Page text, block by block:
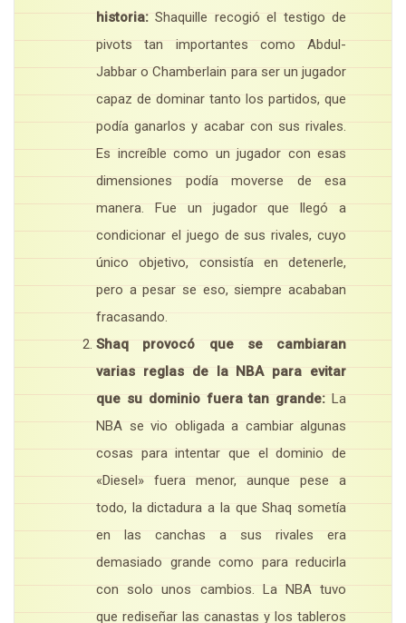
historia:Shaquille recogió el testigo de
pivots tan importantes como Abdul-
Jabbar o Chamberlain para ser un jugador
capaz de dominar tanto los partidos, que
podía ganarlos y acabar con sus rivales.
Es increíble como un jugador con esas
dimensiones podía moverse de esa
manera. Fue un jugador que llegó a
condicionar el juego de sus rivales, cuyo
único objetivo, consistía en detenerle,
pero a pesar se eso, siempre acababan
fracasando.
Shaq provocó que se cambiaran
varias reglas de la NBA para evitar
que su dominio fuera tan grande: La
NBA se vio obligada a cambiar algunas
cosas para intentar que el dominio de
«Diesel» fuera menor, aunque pese a
todo, la dictadura a la que Shaq sometía
en las canchas a sus rivales era
demasiado grande como para reducirla
con solo unos cambios. La NBA tuvo
que rediseñar las canastas y los tableros